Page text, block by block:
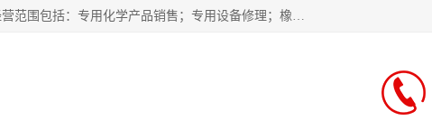
天津永腾气体销售有限公司成立于2020年，注册地位于天津市滨海新区。经营范围包括：专用化学产品销售；专用设备修理；橡胶制品销售；气体压缩机械销售；特种设备销售；仪器仪表销售；机械设备租赁；五金产品批发；食品添加剂销售等，主要供应：氧气、乙炔、氮气、氩气、氢气、氦气、液氨、液氮、一氧化碳、二氧化碳等，各种工业气体，高纯气体，食品级气体。